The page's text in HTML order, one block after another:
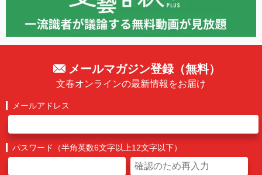
メールマガジン登録（無料）
文春オンラインの最新情報をお届け
メールアドレス
パスワード（半角英数6文字以上12文字以下）